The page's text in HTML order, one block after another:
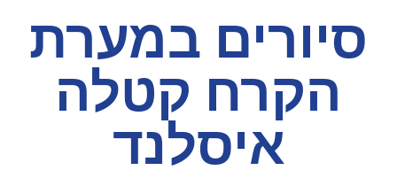
סיורים במערת
הקרח קטלה
איסלנד